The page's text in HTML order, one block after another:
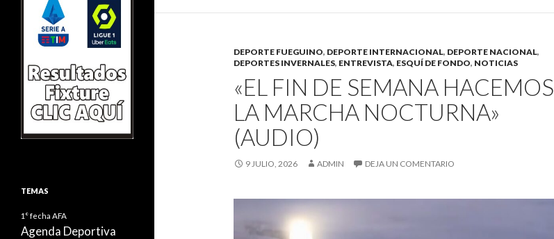
DEPORTE FUEGUINO, DEPORTE INTERNACIONAL, DEPORTE NACIONAL,
DEPORTES INVERNALES, ENTREVISTA, ESQUÍ DE FONDO, NOTICIAS
«EL FIN DE SEMANA HACEMOS
LA MARCHA NOCTURNA»
(AUDIO)
9 JULIO, 2026 ADMIN DEJA UN COMENTARIO
TEMAS
1° fecha AFA
Agenda Deportiva